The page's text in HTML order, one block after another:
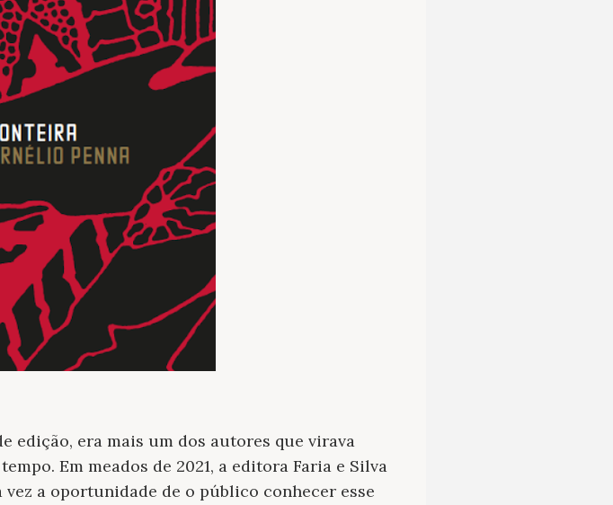
edição, era mais um dos autores que virava
Em meados de 2021, a editora Faria e Silva
a oportunidade de o público conhecer esse